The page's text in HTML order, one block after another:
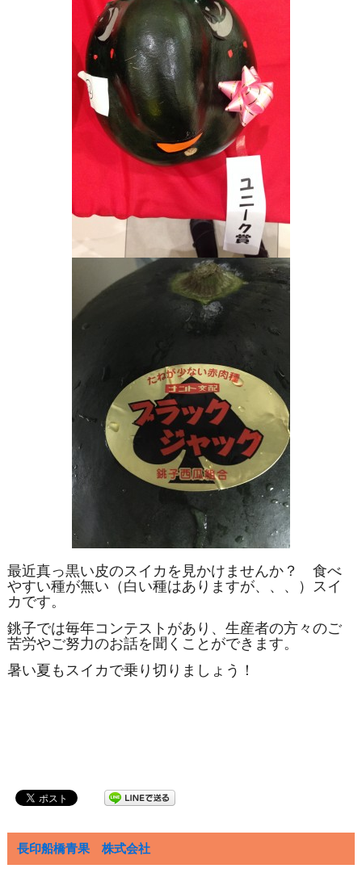
最近真っ黒い皮のスイカを見かけませんか？ 食べ
やすい種が無い（白い種はありますが、、、）スイ
カです。
銚子では毎年コンテストがあり、生産者の方々のご
苦労やご努力のお話を聞くことができます。
暑い夏もスイカで乗り切りましょう！
長印船橋青果 株式会社